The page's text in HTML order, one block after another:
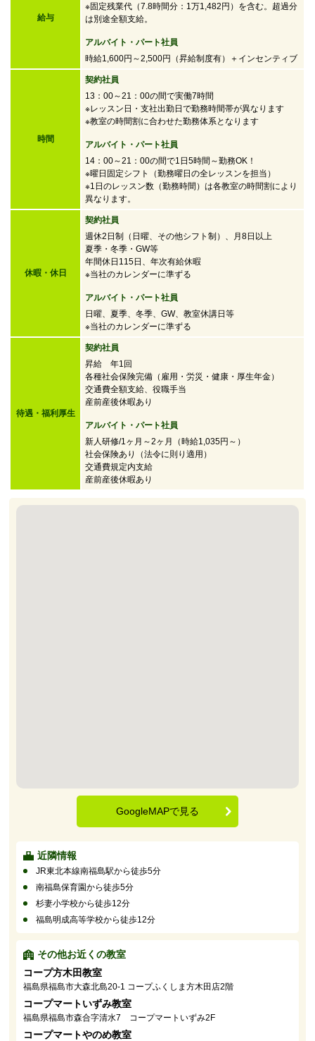
給与
※固定残業代（7.8時間分：1万1,482円）を含む。超過分
は別途全額支給。
アルバイト・パート社員
時給1,600円～2,500円
（昇給制度有）＋インセンティブ
時間
契約社員
13：00～21：00の間で実働7時間
※レッスン日・支社出勤日で勤務時間帯が異なります
※教室の時間割に合わせた勤務体系となります
アルバイト・パート社員
14：00～21：00の間で1日5時間～勤務OK！
※曜日固定シフト（勤務曜日の全レッスンを担当）
※1日のレッスン数（勤務時間）は各教室の時間割により
異なります。
休暇・休日
契約社員
週休2日制（日曜、その他シフト制）、月8日以上
夏季・冬季・GW等
年間休日115日、年次有給休暇
※当社のカレンダーに準ずる
アルバイト・パート社員
日曜、夏季、冬季、GW、教室休講日等
※当社のカレンダーに準ずる
待遇・福利厚生
契約社員
昇給 年1回
各種社会保険完備（雇用・労災・健康・厚生年金）
交通費全額支給、役職手当
産前産後休暇あり
アルバイト・パート社員
新人研修/1ヶ月～2ヶ月（時給1,035円～）
社会保険あり（法令に則り適用）
交通費規定内支給
産前産後休暇あり
GoogleMAPで見る
近隣情報
JR東北本線南福島駅から徒歩5分
南福島保育園から徒歩5分
杉妻小学校から徒歩12分
福島明成高等学校から徒歩12分
その他お近くの教室
コープ方木田教室
福島県福島市大森北島20-1 コープふくしま方木田店2階
コープマートいずみ教室
福島県福島市森合字清水7 コープマートいずみ2F
コープマートやのめ教室